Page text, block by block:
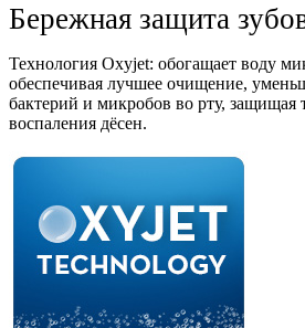
Бережная защита
Технология Oxyjet: обогащает воду
обеспечивая лучшее очищение,
бактерий и микробов во рту, защищая
воспаления дёсен.